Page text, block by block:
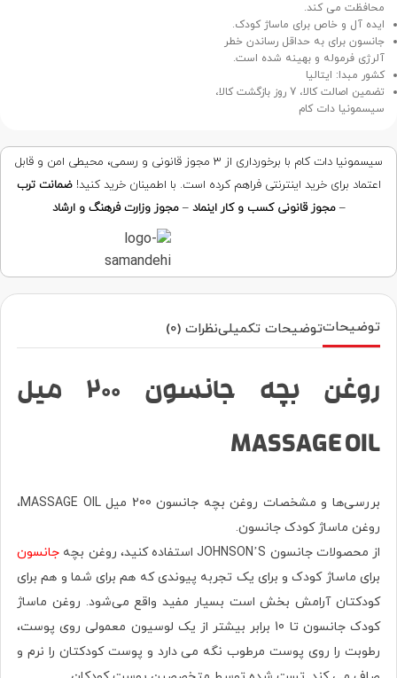
محافظت می کند.
ایده آل و خاص برای ماساژ کودک.
جانسون برای به حداقل رساندن خطر
آلرژی فرموله و بهینه شده است.
کشور مبدا: ایتالیا
تضمین اصالت کالا، 7 روز بازگشت کالا،
سیسمونیا دات کام
سیسمونیا دات کام با برخورداری از ۳ مجوز قانونی و رسمی، محیطی امن و قابل
اعتماد برای خرید اینترنتی فراهم کرده است. با اطمینان خرید کنید!ضمانت ترب
–مجوز قانونی کسب و کار اینماد –مجوز وزارت فرهنگ و ارشاد
توضیحاتتوضیحات تکمیلینظرات (0)
روغن بچه جانسون 200 میل
MASSAGE OIL
بررسی‌ها و مشخصات روغن بچه جانسون 200 میل MASSAGE OIL،
روغن ماساژ کودک جانسون.
از محصولات جانسون JOHNSON’S استفاده کنید، روغن بچه
جانسون
برای ماساژ کودک و برای یک تجربه پیوندی که هم برای شما و هم برای
کودکتان آرامش بخش است بسیار مفید واقع می‌شود. روغن ماساژ
کودک جانسون تا 10 برابر بیشتر از یک لوسیون معمولی روی پوست،
رطوبت را روی پوست مرطوب نگه می دارد و پوست کودکتان را نرم و